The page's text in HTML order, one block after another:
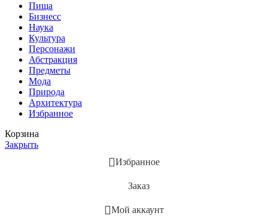
Пища
Бизнесс
Наука
Культура
Персонажи
Абстракция
Предметы
Мода
Природа
Архитектура
Избранное
Корзина
Закрыть
Избранное
Заказ
Мой аккаунт